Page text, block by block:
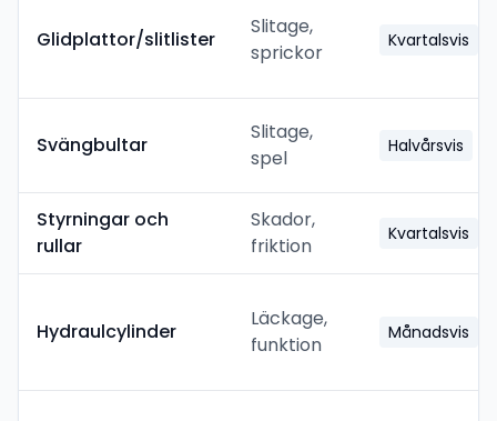
Glidplattor/slitlister
Slitage,
sprickor
Kvartalsvis
Svängbultar
Slitage,
spel
Halvårsvis
Styrningar och
rullar
Skador,
friktion
Kvartalsvis
Hydraulcylinder
Läckage,
funktion
Månadsvis